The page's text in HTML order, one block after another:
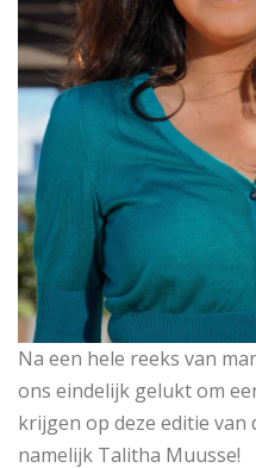
Na een hele reeks van
ons eindelijk gelukt om
krijgen op deze editie van
namelijk Talitha Muusse!